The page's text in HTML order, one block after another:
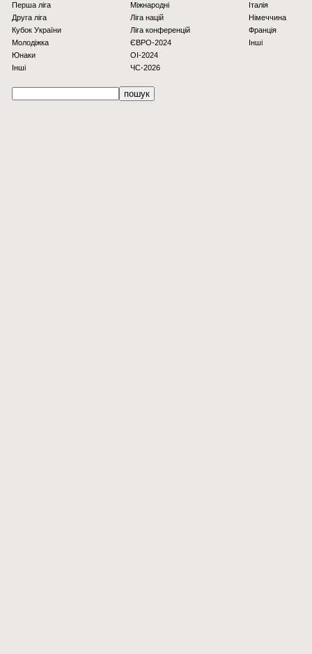
Перша ліга
Друга ліга
Кубок України
Молодіжка
Юнаки
Інші
Міжнародні
Ліга націй
Ліга конференцій
ЄВРО-2024
OI-2024
ЧС-2026
Італія
Німеччина
Франція
Інші